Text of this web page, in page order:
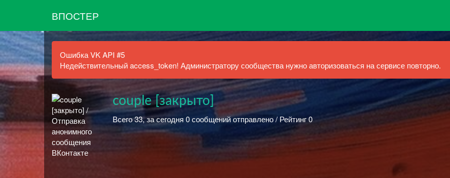
ВПОСТЕР
Ошибка VK API #5
Недействительный access_token! Администратору сообщества нужно авторизоваться на сервисе повторно.
couple [закрыто]
Всего 33, за сегодня 0 сообщений отправлено / Рейтинг 0